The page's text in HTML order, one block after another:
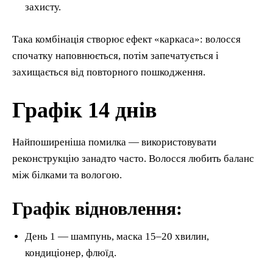
захисту.
Така комбінація створює ефект «каркаса»: волосся
спочатку наповнюється, потім запечатується і
захищається від повторного пошкодження.
Графік 14 днів
Найпоширеніша помилка — використовувати
реконструкцію занадто часто. Волосся любить баланс
між білками та вологою.
Графік відновлення:
День 1 — шампунь, маска 15–20 хвилин,
кондиціонер, флюїд.